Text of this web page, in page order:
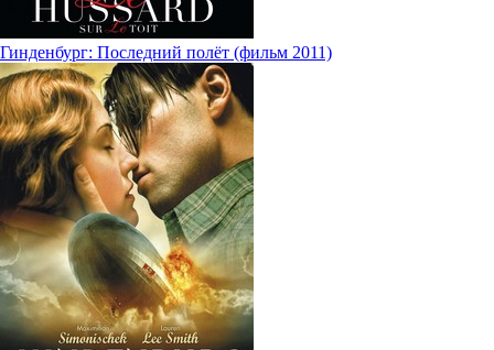
Гинденбург: Последний полёт (фильм 2011)